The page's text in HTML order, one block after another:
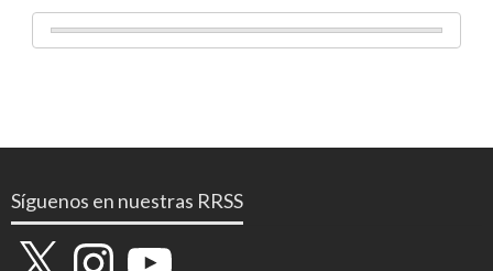
Síguenos en nuestras RRSS
X InstagramYouTube